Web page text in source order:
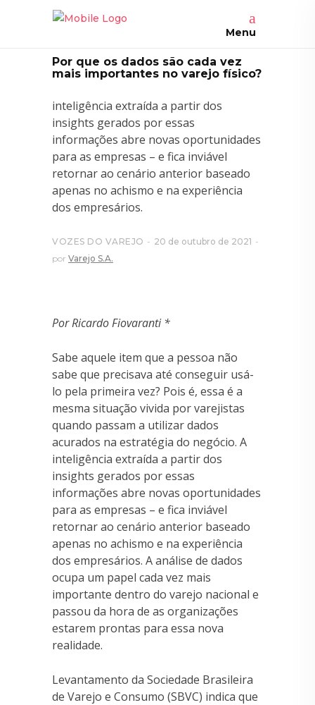
Menu
Por que os dados são cada vez
mais importantes no varejo físico?
inteligência extraída a partir dos
insights gerados por essas
informações abre novas oportunidades
para as empresas – e fica inviável
retornar ao cenário anterior baseado
apenas no achismo e na experiência
dos empresários.
VOZES DO VAREJO
20 de outubro de 2021
por Varejo S.A.
Por Ricardo Fiovaranti *
Sabe aquele item que a pessoa não
sabe que precisava até conseguir usá-
lo pela primeira vez? Pois é, essa é a
mesma situação vivida por varejistas
quando passam a utilizar dados
acurados na estratégia do negócio. A
inteligência extraída a partir dos
insights gerados por essas
informações abre novas oportunidades
para as empresas – e fica inviável
retornar ao cenário anterior baseado
apenas no achismo e na experiência
dos empresários. A análise de dados
ocupa um papel cada vez mais
importante dentro do varejo nacional e
passou da hora de as organizações
estarem prontas para essa nova
realidade.
Levantamento da Sociedade Brasileira
de Varejo e Consumo (SBVC) indica que